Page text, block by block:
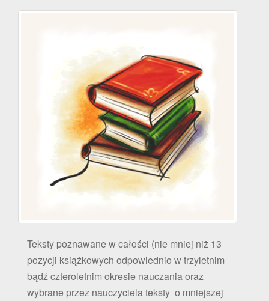
Teksty poznawane w całości (nie mniej niż 13
pozycji książkowych odpowiednio w trzyletnim
bądź czteroletnim okresie nauczania oraz
wybrane przez nauczyciela teksty o mniejszej